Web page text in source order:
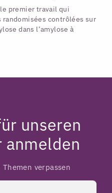
premier travail qui
contrôlées sur
dans l’amylose à
unseren
verpassen